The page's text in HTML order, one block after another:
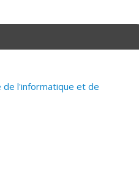
de l'informatique et de